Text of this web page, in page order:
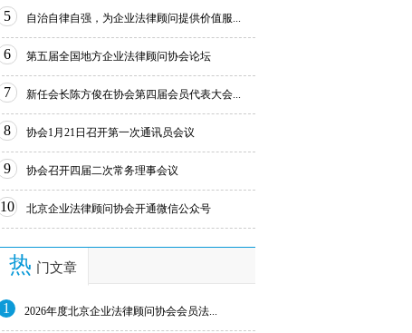
5 自治自律自强，为企业法律顾问提供价值服...
6 第五届全国地方企业法律顾问协会论坛
7 新任会长陈方俊在协会第四届会员代表大会...
8 协会1月21日召开第一次通讯员会议
9 协会召开四届二次常务理事会议
10 北京企业法律顾问协会开通微信公众号
热 门文章
1 2026年度北京企业法律顾问协会会员法...